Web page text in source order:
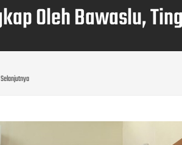
Oleh Bawaslu,